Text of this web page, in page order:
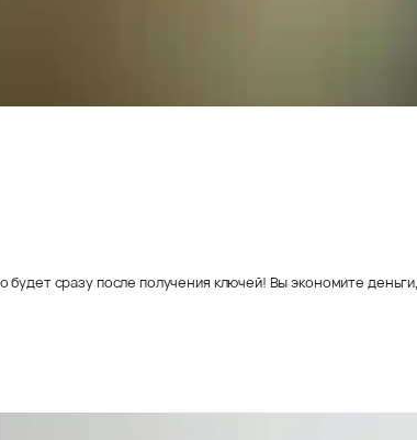
сразу после получения ключей! Вы экономите